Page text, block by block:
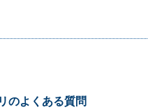
のよくある質問